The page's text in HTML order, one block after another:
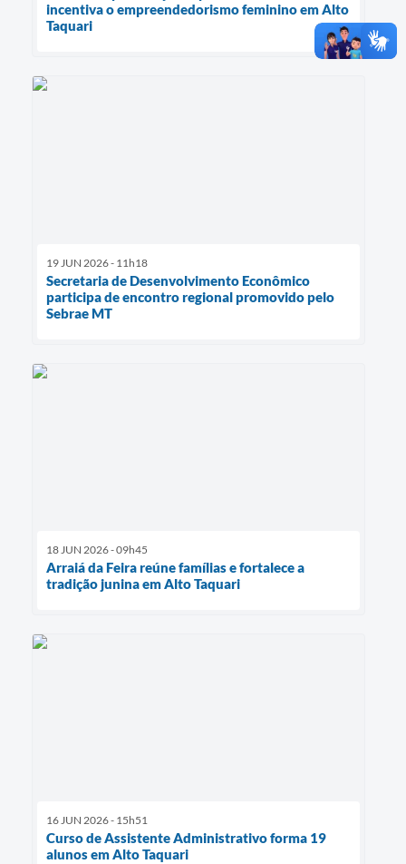
incentiva o empreendedorismo feminino em Alto
Taquari
19 JUN 2026 - 11h18
Secretaria de Desenvolvimento Econômico
participa de encontro regional promovido pelo
Sebrae MT
18 JUN 2026 - 09h45
Arraiá da Feira reúne famílias e fortalece a
tradição junina em Alto Taquari
16 JUN 2026 - 15h51
Curso de Assistente Administrativo forma 19
alunos em Alto Taquari